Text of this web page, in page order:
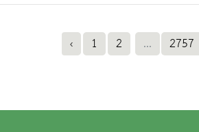
‹ 1 2 ... 2757